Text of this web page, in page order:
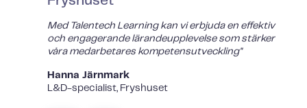
Med Talentech Learning kan vi erbjuda en effektiv
och engagerande lärandeupplevelse som stärker
våra medarbetares kompetensutveckling"
Hanna Järnmark
L&D-specialist, Fryshuset